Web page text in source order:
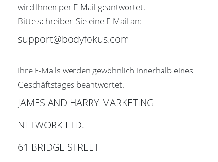
wird Ihnen per E-Mail geantwortet.
Bitte schreiben Sie eine E-Mail an:
support@bodyfokus.com
Ihre E-Mails werden gewöhnlich innerhalb eines
Geschäftstages beantwortet.
JAMES AND HARRY MARKETING
NETWORK LTD.
61 BRIDGE STREET